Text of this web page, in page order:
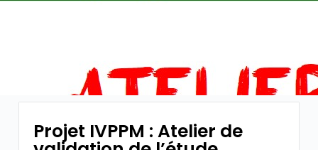
Projet IVPPM : Atelier de